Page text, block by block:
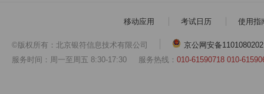
移动应用 考试日历 使用指
©版权所有：北京银符信息技术有限公司
京公网安备
服务时间：周一至周五 8:30-17:30 服务热线： 010-61590718 010-